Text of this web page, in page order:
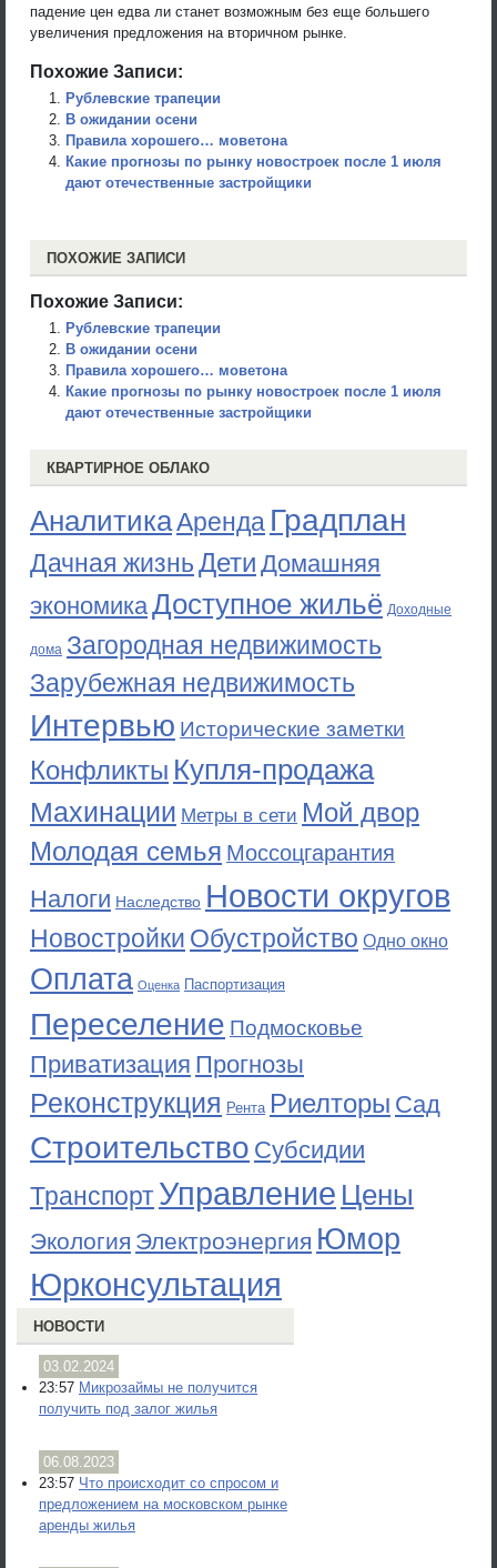
падение цен едва ли станет возможным без еще большего
увеличения предложения на вторичном рынке.
Похожие Записи:
Рублевские трапеции
В ожидании осени
Правила хорошего… моветона
Какие прогнозы по рынку новостроек после 1 июля
дают отечественные застройщики
ПОХОЖИЕ ЗАПИСИ
Похожие Записи:
Рублевские трапеции
В ожидании осени
Правила хорошего… моветона
Какие прогнозы по рынку новостроек после 1 июля
дают отечественные застройщики
КВАРТИРНОЕ ОБЛАКО
АналитикаАренда Градплан
Дачная жизньДети Домашняя
экономикаДоступное жильё Доходные
дома Загородная недвижимость
Зарубежная недвижимость
Интервью Исторические заметки
Конфликты Купля-продажа
Махинации Метры в сети Мой двор
Молодая семья Моссоцгарантия
Налоги Наследство Новости округов
Новостройки Обустройство Одно окно
Оплата Оценка Паспортизация
Переселение Подмосковье
Приватизация Прогнозы
Реконструкция Рента Риелторы Сад
Строительство Субсидии
ТранспортУправление Цены
Экология Электроэнергия Юмор
Юрконсультация
НОВОСТИ
03.02.2024
23:57 Микрозаймы не получится
получить под залог жилья
06.08.2023
23:57 Что происходит со спросом и
предложением на московском рынке
аренды жилья